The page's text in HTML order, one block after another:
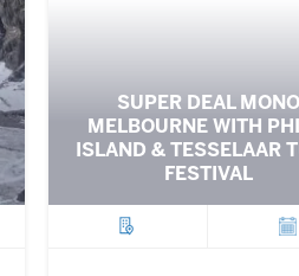
SUPER DEAL MONO
MELBOURNE WITH
ISLAND & TESSELAAR
FESTIVAL